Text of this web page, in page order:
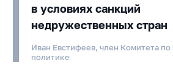
в условиях санкций
недружественных стран
Иван Евстифеев, член Комитета
политике